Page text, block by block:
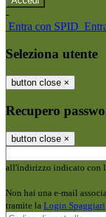
-
Entra con SPID
Seleziona utente
button close ×
Recupero
button close ×
all'indirizzo indicato con
Non hai una e-mail
tramite la Login Spaggiari